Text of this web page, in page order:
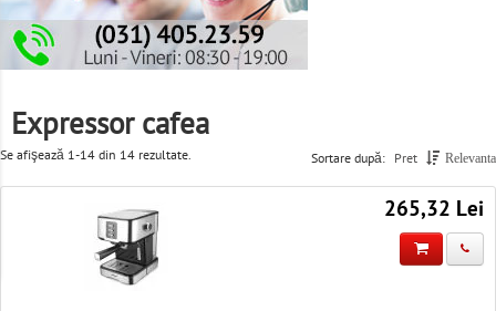
Foto, Video & Multimedia
Imprimante, Scanere & Consumabile
Console & Jocuri
Expressor cafea
Se afişează 1-14 din 14 rezultate. Sortare după: Pret Relevanta
265,32 Lei